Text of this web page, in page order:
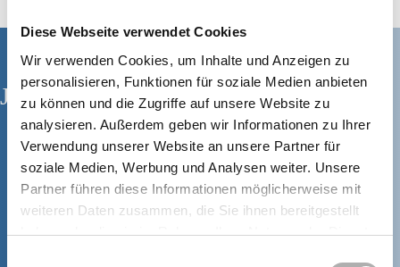
Diese Webseite verwendet Cookies
Wir verwenden Cookies, um Inhalte und Anzeigen zu
personalisieren, Funktionen für soziale Medien anbieten
zu können und die Zugriffe auf unsere Website zu
analysieren. Außerdem geben wir Informationen zu Ihrer
Verwendung unserer Website an unsere Partner für
soziale Medien, Werbung und Analysen weiter. Unsere
Partner führen diese Informationen möglicherweise mit
weiteren Daten zusammen, die Sie ihnen bereitgestellt
haben oder die sie im Rahmen Ihrer Nutzung der Dienste
Jetzt Termin vereinbaren!
Mo, Mi, Do 08:00 – 18:00 Uhr
Di
08:00 – 19:00 Uhr
Fr
08:00 – 17:00 Uhr